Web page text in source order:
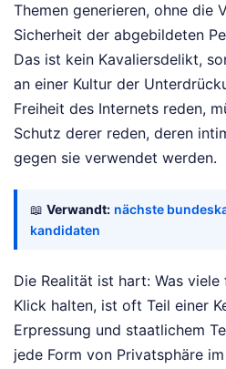
Themen generieren, ohne die
Sicherheit der abgebildeten
Das ist kein Kavaliersdelikt,
an einer Kultur der
Freiheit des Internets reden,
Schutz derer reden, deren
gegen sie verwendet werden.
📖 Verwandt: nächste
kandidaten
Die Realität ist hart: Was viele
Klick halten, ist oft Teil einer
Erpressung und staatlichem
jede Form von Privatsphäre